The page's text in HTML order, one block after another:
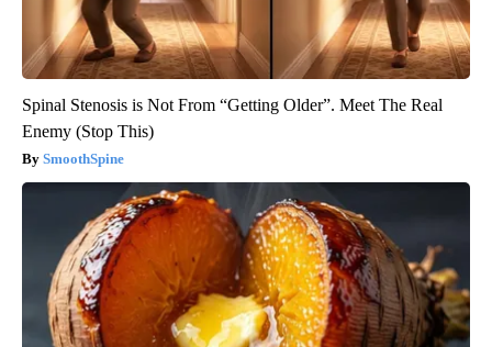
Spinal Stenosis is Not From “Getting Older”. Meet The Real
Enemy (Stop This)
SmoothSpine